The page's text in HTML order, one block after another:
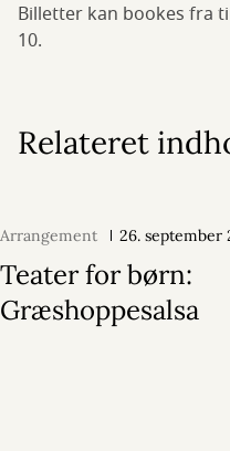
Billetter kan bookes fra
10.
Relateret
Arrangement 26. september
Teater for børn:
Græshoppesalsa